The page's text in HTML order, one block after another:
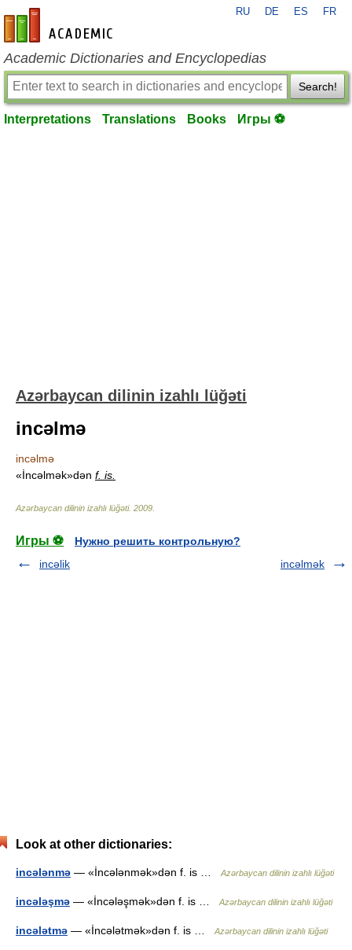
en-academic.com
RU DE ES FR
Academic Dictionaries and Encyclopedias
Search!
Interpretations Translations Books Игры ⚽
Azərbaycan dilinin izahlı lüğəti
incəlmə
incəlmə
«İncəlmək»dən f. is.
Azərbaycan dilinin izahlı lüğəti. 2009
Игры ⚽
Нужно решить контрольную?
incəlik
incəlmək
Look at other dictionaries:
incələnmə — «İncələnmək»dən f. is … Azərbaycan dilinin izahlı lüğəti
incələşmə — «İncələşmək»dən f. is … Azərbaycan dilinin izahlı lüğəti
incələtmə — «İncələtmək»dən f. is … Azərbaycan dilinin izahlı lüğəti